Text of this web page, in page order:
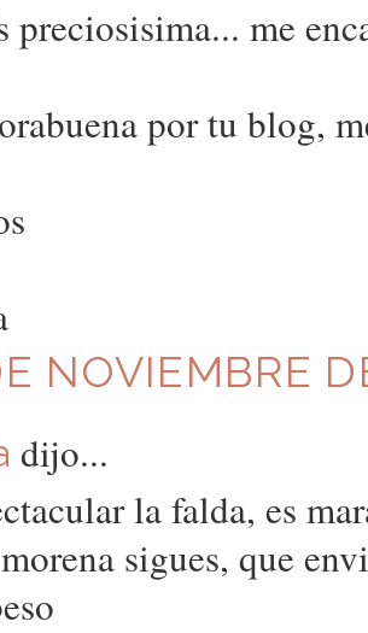
preciosisima... me
por tu blog,
NOVIEMBRE
dijo...
la falda, es
sigues, que